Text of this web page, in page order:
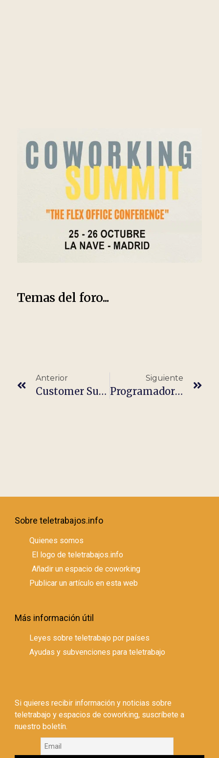
Temas del foro...
Anterior
Customer Support Operations Assistant (GHL, Clickup, And Zapier Experience)
Siguiente
Programador Front Angular
Sobre teletrabajos.info
Quienes somos
El logo de teletrabajos.info
Añadir un espacio de coworking
Publicar un artículo en esta web
Más información útil
Leyes sobre teletrabajo por países
Ayudas y subvenciones para teletrabajo
Si quieres recibir información y noticias sobre
teletrabajo y espacios de coworking, suscríbete a
nuestro boletín.